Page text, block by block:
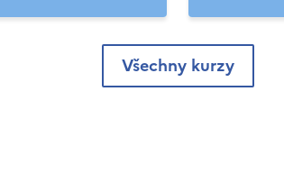
Všechny kurzy